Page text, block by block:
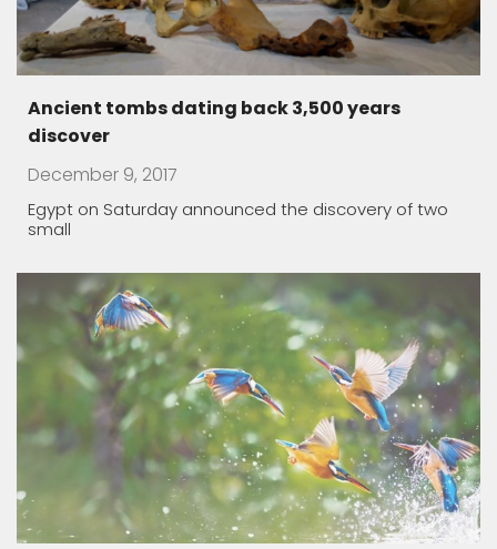
Ancient tombs dating back 3,500 years
discover
December 9, 2017
Egypt on Saturday announced the discovery of two
small